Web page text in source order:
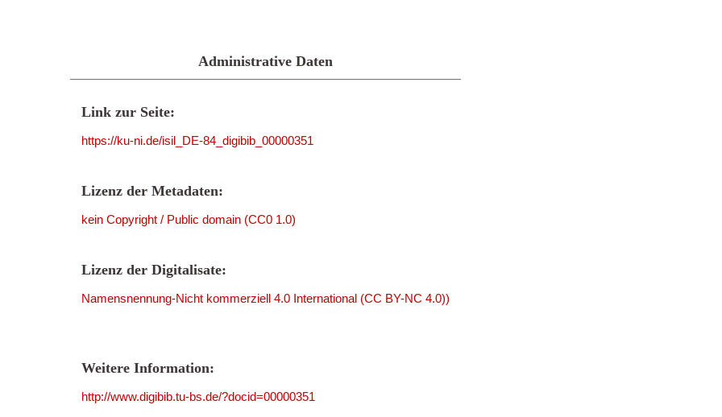
Administrative Daten
Link zur Seite:
https://ku-ni.de/isil_DE-84_digibib_00000351
Lizenz der Metadaten:
kein Copyright / Public domain (CC0 1.0)
Lizenz der Digitalisate:
Namensnennung-Nicht kommerziell 4.0 International (CC BY-NC 4.0))
Weitere Information:
http://www.digibib.tu-bs.de/?docid=00000351